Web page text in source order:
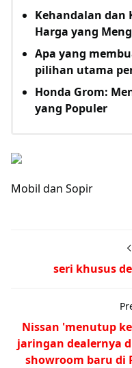
Kehandalan dan
Harga yang
Apa yang
pilihan utama
Honda Grom:
yang Populer
Mobil dan Sopir
seri khusus
Nissan 'menutup
jaringan dealernya
showroom baru di